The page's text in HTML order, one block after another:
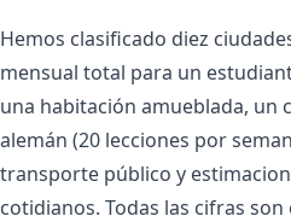
Hemos clasificado diez
mensual total para un
una habitación amueblada, un
alemán (20 lecciones por
transporte público y
cotidianos. Todas las cifras